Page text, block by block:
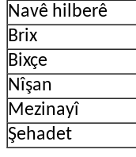
Navê hilberê
Brix
Bixçe
Nîşan
Mezinayî
Şehadet